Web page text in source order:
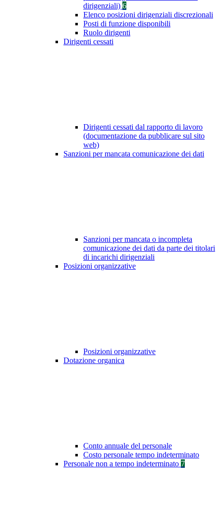
dirigenziali) 6
Elenco posizioni dirigenziali discrezionali
Posti di funzione disponibili
Ruolo dirigenti
Dirigenti cessati
Dirigenti cessati dal rapporto di lavoro
(documentazione da pubblicare sul sito
web)
Sanzioni per mancata comunicazione dei dati
Sanzioni per mancata o incompleta
comunicazione dei dati da parte dei titolari
di incarichi dirigenziali
Posizioni organizzative
Posizioni organizzative
Dotazione organica
Conto annuale del personale
Costo personale tempo indeterminato
Personale non a tempo indeterminato 7